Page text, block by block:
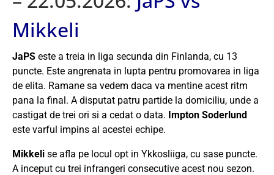
Mikkeli
JaPS este a treia in liga secunda din Finlanda, cu 13
puncte. Este angrenata in lupta pentru promovarea in liga
de elita. Ramane sa vedem daca va mentine acest ritm
pana la final. A disputat patru partide la domiciliu, unde a
castigat de trei ori si a cedat o data. Impton Soderlund
este varful impins al acestei echipe.
Mikkeli se afla pe locul opt in Ykkosliiga, cu sase puncte.
A inceput cu trei infrangeri consecutive acest nou sezon.